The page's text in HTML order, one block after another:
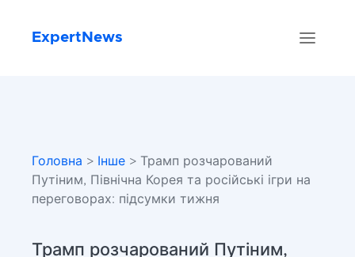
ExpertNews
Головна > Інше > Трамп розчарований
Путіним, Північна Корея та російські ігри на
переговорах: підсумки тижня
Трамп розчарований Путіним,